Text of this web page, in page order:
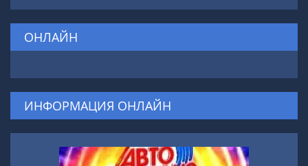
ОНЛАЙН
ИНФОРМАЦИЯ ОНЛАЙН